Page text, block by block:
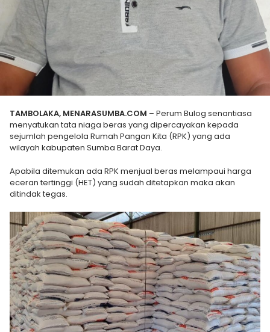
TAMBOLAKA, MENARASUMBA.COM – Perum Bulog senantiasa
menyatukan tata niaga beras yang dipercayakan kepada
sejumlah pengelola Rumah Pangan Kita (RPK) yang ada
wilayah kabupaten Sumba Barat Daya.
Apabila ditemukan ada RPK menjual beras melampaui harga
eceran tertinggi (HET) yang sudah ditetapkan maka akan
ditindak tegas.